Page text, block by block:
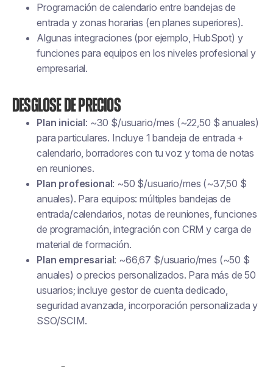
Programación de calendario entre bandejas de
entrada y zonas horarias (en planes superiores).
Algunas integraciones (por ejemplo, HubSpot) y
funciones para equipos en los niveles profesional y
empresarial.
Desglose de precios
Plan inicial: ~30 $/usuario/mes (~22,50 $ anuales)
para particulares. Incluye 1 bandeja de entrada +
calendario, borradores con tu voz y toma de notas
en reuniones.
Plan profesional: ~50 $/usuario/mes (~37,50 $
anuales). Para equipos: múltiples bandejas de
entrada/calendarios, notas de reuniones, funciones
de programación, integración con CRM y carga de
material de formación.
Plan empresarial: ~66,67 $/usuario/mes (~50 $
anuales) o precios personalizados. Para más de 50
usuarios; incluye gestor de cuenta dedicado,
seguridad avanzada, incorporación personalizada y
SSO/SCIM.